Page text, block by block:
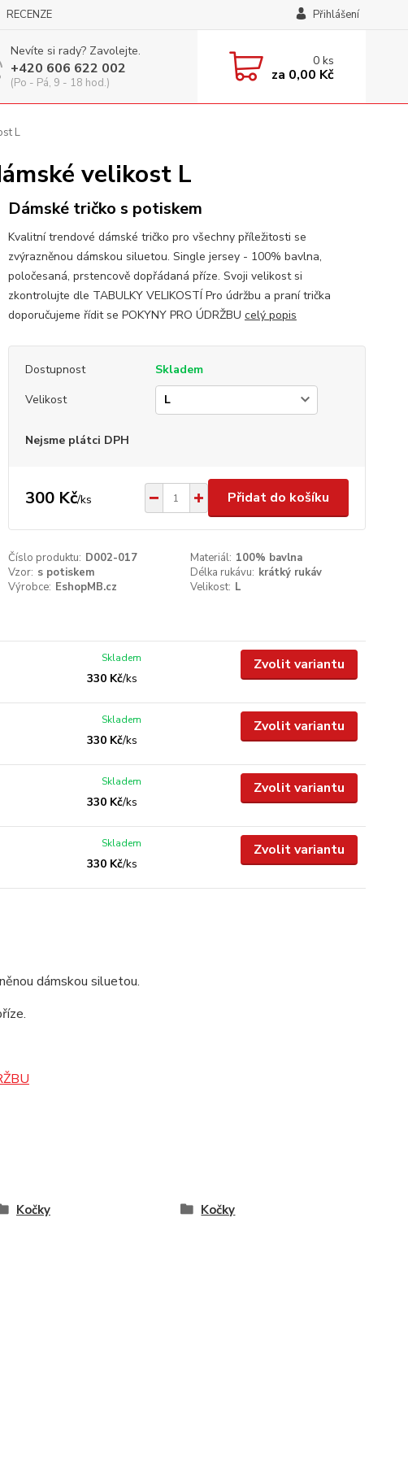
RECENZE Přihlášení
Nevíte si rady? Zavolejte.
+420 606 622 002
(Po - Pá, 9 - 18 hod.)
0ks
za 0,00 Kč
L
velikost L
Dámské tričko s potiskem
Kvalitní trendové dámské tričko pro všechny příležitosti se
zvýrazněnou dámskou siluetou. Single jersey - 100% bavlna,
poločesaná, prstencově dopřádaná příze. Svoji velikost si
zkontrolujte dle TABULKY VELIKOSTÍ Pro údržbu a praní trička
doporučujeme řídit se POKYNY PRO ÚDRŽBU celý popis
Dostupnost
Skladem
Velikost
Nejsme plátci DPH
300 Kč/ks Přidat do košíku
Číslo produktu: D002-017 Materiál: 100% bavlna
Vzor: s potiskem Délka rukávu: krátký rukáv
Výrobce: EshopMB.cz Velikost: L
330 Kč/ks
Skladem Zvolit variantu
330 Kč/ks
Skladem Zvolit variantu
330 Kč/ks
Skladem Zvolit variantu
330 Kč/ks
Skladem Zvolit variantu
dámskou siluetou.
Kočky Kočky